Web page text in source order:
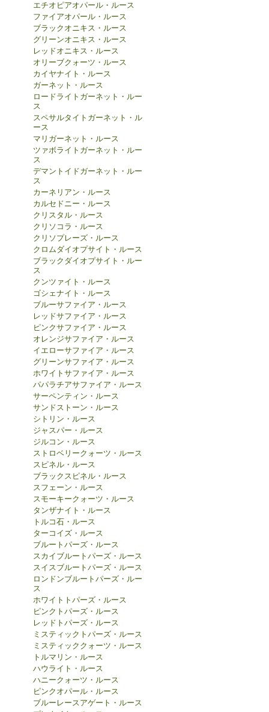
エチオピアオパール・ルース
ファイアオパール・ルース
ブラックオニキス・ルース
グリーンオニキス・ルース
レッドオニキス・ルース
オリーブクォーツ・ルース
カイヤナイト・ルース
ガーネット・ルース
ロードライトガーネット・ルー
ス
スペサルタイトガーネット・ル
ース
マリガーネット・ルース
ツァボライトガーネット・ルー
ス
デマントイドガーネット・ルー
ス
カーネリアン・ルース
カルセドニー・ルース
クリスタル・ルース
クリソコラ・ルース
クリソプレーズ・ルース
クロムダイオプサイト・ルース
ブラックダイオプサイト・ルー
ス
クンツァイト・ルース
ゴシェナイト・ルース
ブルーサファイア・ルース
レッドサファイア・ルース
ピンクサファイア・ルース
オレンジサファイア・ルース
イエローサファイア・ルース
グリーンサファイア・ルース
ホワイトサファイア・ルース
パパラチアサファイア・ルース
サーペンティン・ルース
サンドストーン・ルース
シトリン・ルース
ジャスパー・ルース
ジルコン・ルース
ストロベリークォーツ・ルース
スピネル・ルース
ブラックスピネル・ルース
スフェーン・ルース
スモーキークォーツ・ルース
タンザナイト・ルース
トルコ石・ルース
ターコイズ・ルース
ブルートパーズ・ルース
スカイブルートパーズ・ルース
スイスブルートパーズ・ルース
ロンドンブルートパーズ・ルー
ス
ホワイトトパーズ・ルース
ピンクトパーズ・ルース
レッドトパーズ・ルース
ミスティックトパーズ・ルース
ミスティッククォーツ・ルース
トルマリン・ルース
ハウライト・ルース
ハニークォーツ・ルース
ピンクオパール・ルース
ブルーレースアゲート・ルース